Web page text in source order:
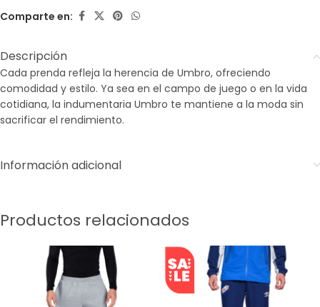
Comparte en:
Descripción
Cada prenda refleja la herencia de Umbro, ofreciendo
comodidad y estilo. Ya sea en el campo de juego o en la vida
cotidiana, la indumentaria Umbro te mantiene a la moda sin
sacrificar el rendimiento.
Información adicional
Productos relacionados